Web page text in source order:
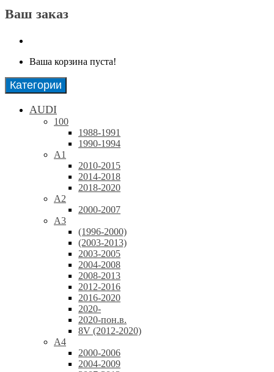
Ваш заказ
Ваша корзина пуста!
Категории
AUDI
100
1988-1991
1990-1994
A1
2010-2015
2014-2018
2018-2020
A2
2000-2007
A3
(1996-2000)
(2003-2013)
2003-2005
2004-2008
2008-2013
2012-2016
2016-2020
2020-
2020-пон.в.
8V (2012-2020)
A4
2000-2006
2004-2009